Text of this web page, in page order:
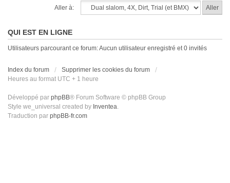
Aller à:
QUI EST EN LIGNE
Utilisateurs parcourant ce forum: Aucun utilisateur enregistré et 0 invités
Index du forum
Supprimer les cookies du forum
Heures au format UTC + 1 heure
Développé par phpBB® Forum Software © phpBB Group
Style we_universal created by Inventea.
Traduction par phpBB-fr.com